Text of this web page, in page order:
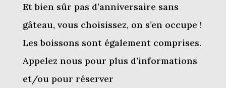
Et bien sûr pas d’anniversaire sans
gâteau, vous choisissez, on s’en occupe !
Les boissons sont également comprises.
Appelez nous pour plus d’informations
et/ou pour réserver